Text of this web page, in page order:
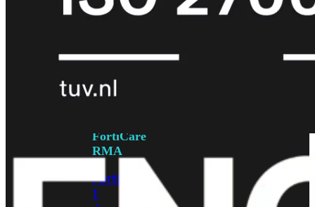
Support
PremiumFortiCare
Elite
Upgrades
FortiCare
RMA
FortiCare
1